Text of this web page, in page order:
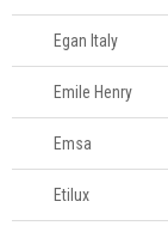
Egan Italy
Emile Henry
Emsa
Etilux